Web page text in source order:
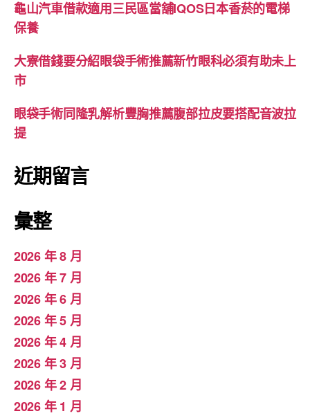
龜山汽車借款適用三民區當舖IQOS日本香菸的電梯
保養
大寮借錢要分紹眼袋手術推薦新竹眼科必須有助未上
市
眼袋手術同隆乳解析豐胸推薦腹部拉皮要搭配音波拉
提
近期留言
彙整
2026 年 8 月
2026 年 7 月
2026 年 6 月
2026 年 5 月
2026 年 4 月
2026 年 3 月
2026 年 2 月
2026 年 1 月